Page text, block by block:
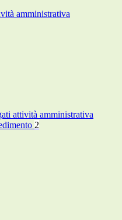
amministrativa
attività amministrativa
2